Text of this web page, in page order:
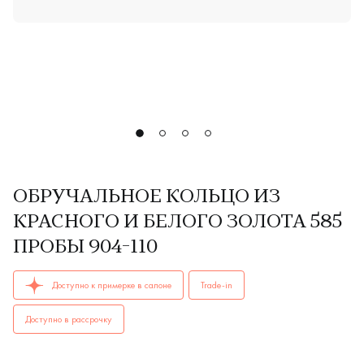
ОБРУЧАЛЬНОЕ КОЛЬЦО ИЗ
КРАСНОГО И БЕЛОГО ЗОЛОТА 585
ПРОБЫ 904-110
ОБРУЧАЛЬНЫЕ КОЛЬЦА женские, мужские, парные 904-
Доступно к примерке в салоне Trade-in
Доступно в рассрочку